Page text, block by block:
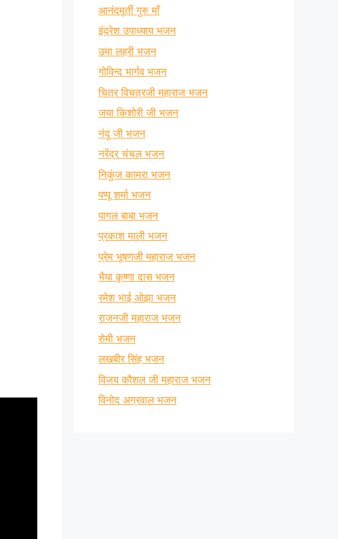
आनंदमूर्ती गुरु माँ
इंद्रेश उपाध्याय भजन
उमा लहरी भजन
गोविन्द भार्गव भजन
चित्र विचत्रजी महाराज भजन
जया किशोरी जी भजन
नंदू जी भजन
नरेंद्र चंचल भजन
निकुंज कामरा भजन
पप्पू शर्मा भजन
पागल बाबा भजन
प्रकाश माली भजन
प्रेम भूषणजी महाराज भजन
भैया कृष्णा दास भजन
रमेश भाई ओझा भजन
राजनजी महाराज भजन
रोमी भजन
लखबीर सिंह भजन
विजय कौशल जी महाराज भजन
विनोद अग्रवाल भजन